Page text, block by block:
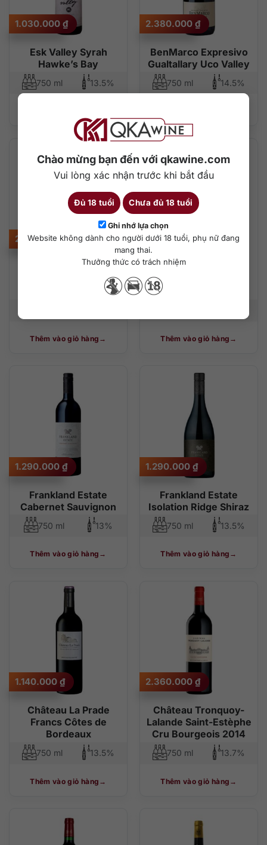
Chào mừng bạn đến với qkawine.com
Vui lòng xác nhận trước khi bắt đầu
Đủ 18 tuổi Chưa đủ 18 tuổi
Ghi nhớ lựa chọn
Website không dành cho người dưới 18 tuổi, phụ nữ đang
mang thai.
Thưởng thức có trách nhiệm
Esk Valley Syrah
Hawke’s Bay
1.030.000 ₫
750 ml 13.5%
BenMarco Expresivo
Gualtallary Uco Valley
2.380.000 ₫
750 ml 14.5%
Château de Carles
Haut-Carles Fronsac
2.060.000₫
Thêm vào giỏ hàng
Château de Carles
1.300.000 ₫
Thêm vào giỏ hàng
Frankland Estate
Cabernet Sauvignon
1.290.000 ₫
750 ml 13%
Thêm vào giỏ hàng
Frankland Estate
Isolation Ridge Shiraz
1.290.000 ₫
750 ml 13.5%
Thêm vào giỏ hàng
Château La Prade
Francs Côtes de
Bordeaux
1.140.000 ₫
750 ml 13.5%
Thêm vào giỏ hàng
Château Tronquoy-
Lalande Saint-Estèphe
Cru Bourgeois 2014
2.360.000 ₫
750 ml 13.7%
Thêm vào giỏ hàng